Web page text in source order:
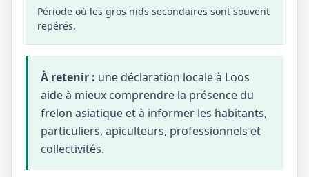
Période où les gros nids secondaires sont souvent
repérés.
À retenir : une déclaration locale à Loos
aide à mieux comprendre la présence du
frelon asiatique et à informer les habitants,
particuliers, apiculteurs, professionnels et
collectivités.